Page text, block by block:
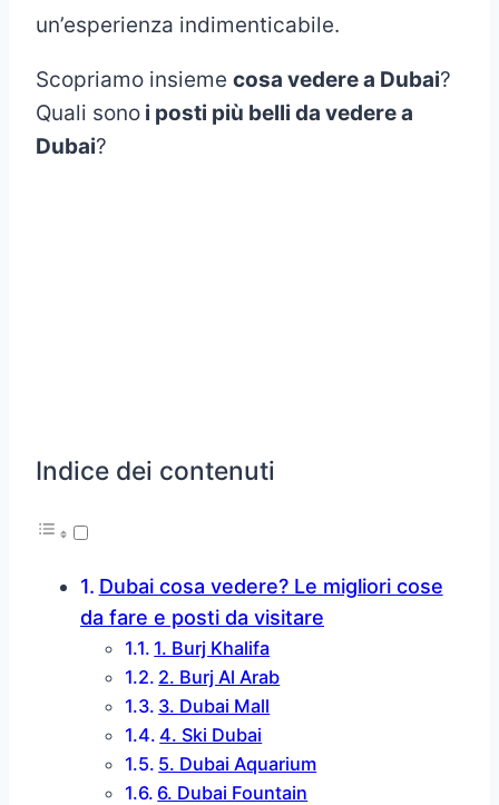
un’esperienza indimenticabile.
Scopriamo insieme cosa vedere a Dubai?
Quali sono i posti più belli da vedere a
Dubai?
Indice dei contenuti
Dubai cosa vedere? Le migliori cose
da fare e posti da visitare
1. Burj Khalifa
2. Burj Al Arab
3. Dubai Mall
4. Ski Dubai
5. Dubai Aquarium
6. Dubai Fountain